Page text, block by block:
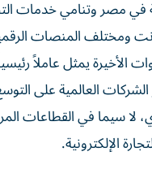
في مصر وتنامي خدمات
ومختلف المنصات
الأخيرة يمثل عاملاً
العالمية على
لا سيما في القطاعات
الإلكترونية.